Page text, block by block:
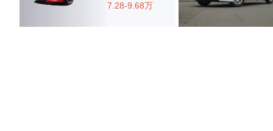
7.28-9.68万